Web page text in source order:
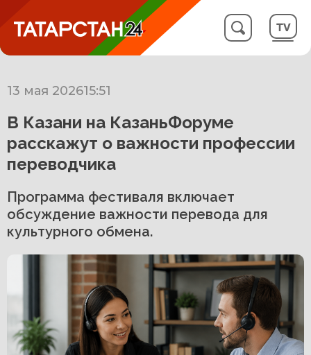
13 мая 202615:51
В Казани на КазаньФоруме
расскажут о важности профессии
переводчика
Программа фестиваля включает
обсуждение важности перевода для
культурного обмена.